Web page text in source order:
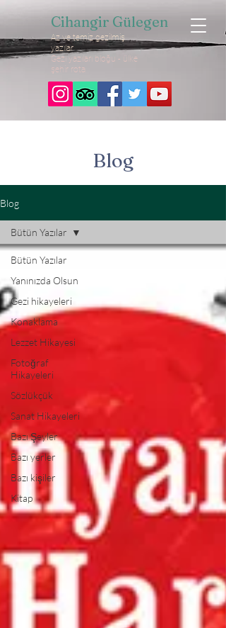
Cihangir Gülegen
Az ve temiz gezilmiş
yazılar
Gezi yazıları bloğu - ülke
şehir rota
Blog
Blog
Bütün Yazılar
Yanınızda Olsun
Gezi hikayeleri
Konaklama
Lezzet Hikayesi
Fotoğraf
Hikayeleri
Sözlükçük
Sanat Hikayeleri
Bazı Şeyler
Bazı yerler
Bazı kişiler
Kitap
Bütün Yazılar